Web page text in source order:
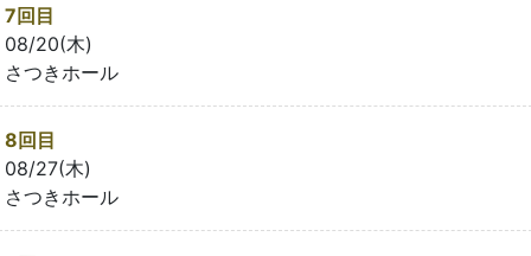
7回目
08/20(木)
さつきホール
8回目
08/27(木)
さつきホール